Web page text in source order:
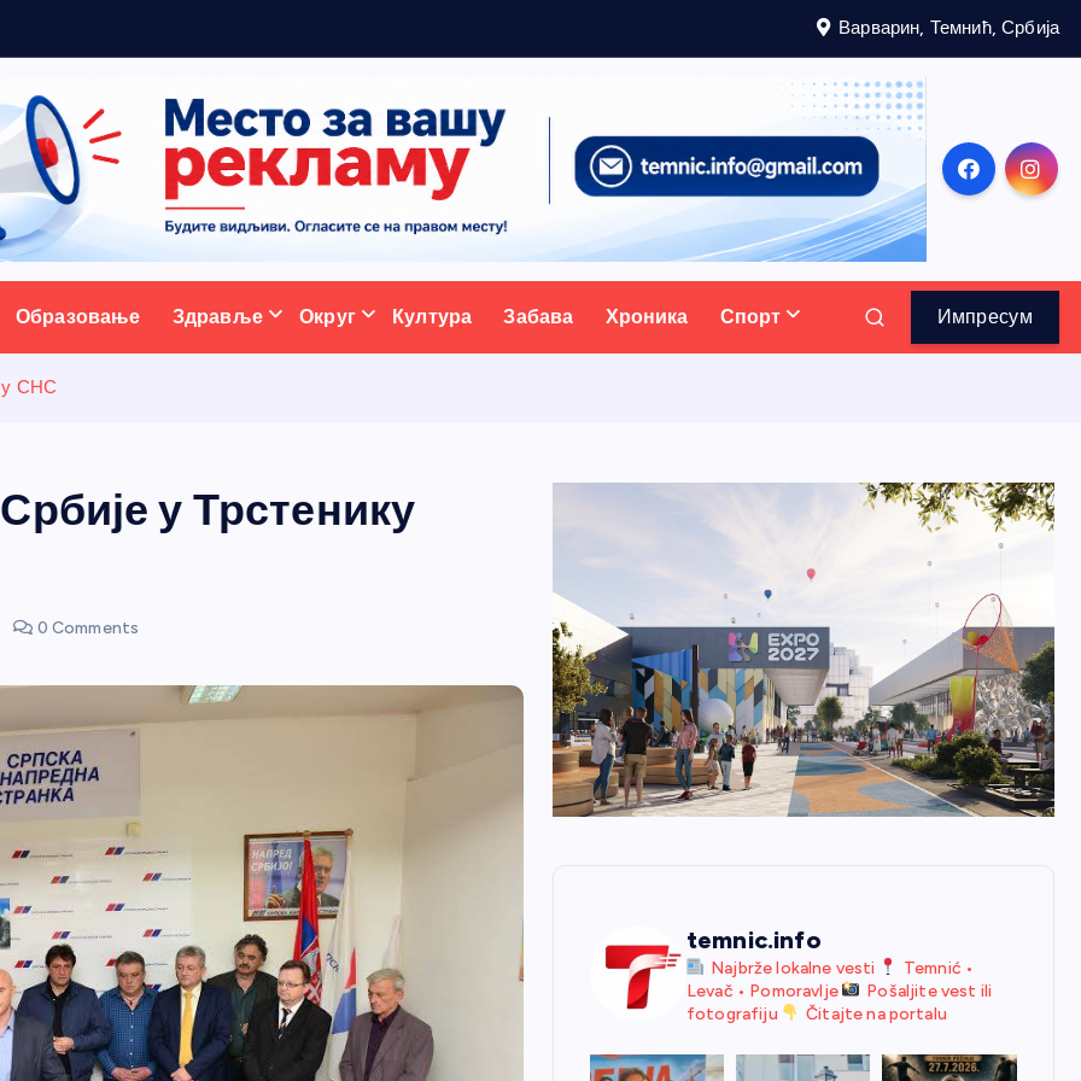
Варварин, Темнић, Србија
портал
Образовање Здравље Округ Култура Забава Хроника Спорт Импресум
у СНС
у Трстенику
0 Comments
temnic.info
Najbrže lokalne vesti
Temnić •
Levač • Pomoravlje
Pošaljite vest ili
fotografiju
Čitajte na portalu